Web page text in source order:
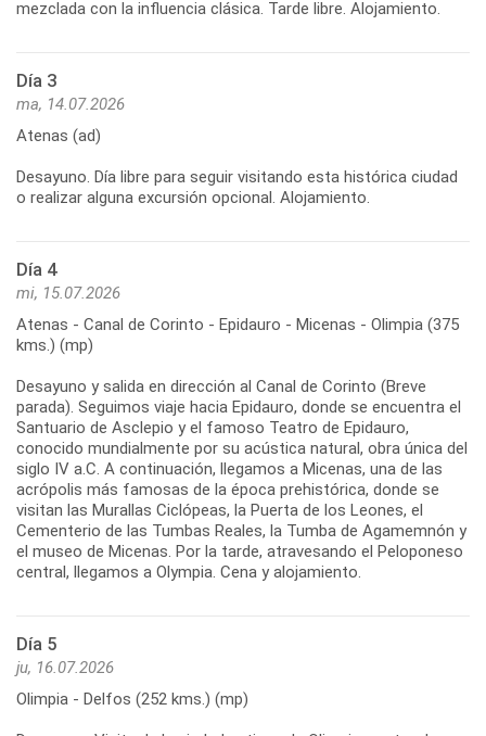
Día 3
ma, 14.07.2026
Atenas (ad)
Desayuno. Día libre para seguir visitando esta histórica ciudad
Día 4
mi, 15.07.2026
Atenas - Canal de Corinto - Epidauro - Micenas - Olimpia (375
kms.) (mp)
Desayuno y salida en dirección al Canal de Corinto (Breve
parada). Seguimos viaje hacia Epidauro, donde se encuentra el
Santuario de Asclepio y el famoso Teatro de Epidauro,
conocido mundialmente por su acústica natural, obra única del
siglo IV a.C. A continuación, llegamos a Micenas, una de las
acrópolis más famosas de la época prehistórica, donde se
visitan las Murallas Ciclópeas, la Puerta de los Leones, el
Cementerio de las Tumbas Reales, la Tumba de Agamemnón y
el museo de Micenas. Por la tarde, atravesando el Peloponeso
Día 5
ju, 16.07.2026
Olimpia - Delfos (252 kms.) (mp)